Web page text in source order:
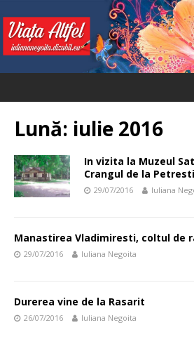
Lună: iulie 2016
In vizita la Muzeul
Crangul de la Petresti
29/07/2016 Iuliana
Manastirea Vladimiresti, coltul de
29/07/2016 Iuliana Negoita
Durerea vine de la Rasarit
26/07/2016 Iuliana Negoita